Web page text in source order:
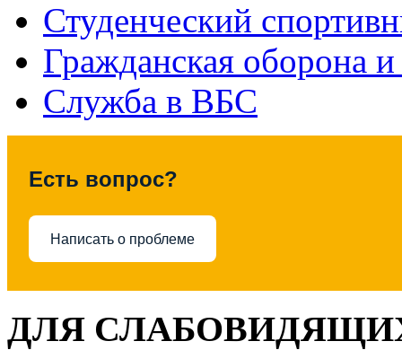
Студенческий
Гражданская оборона
Служба в ВБС
Есть вопрос?
Написать о проблеме
ДЛЯ